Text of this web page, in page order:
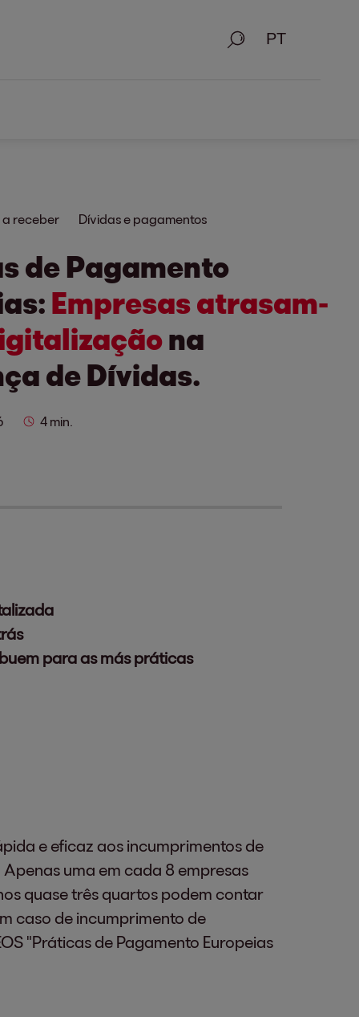
Pesquisa
a receber Dívidas e pagamentos
de Pagamento
Empresas atrasam-
na
de Dívidas.
4 min.
para as más práticas
e eficaz aos incumprimentos de
uma em cada 8 empresas
quase três quartos podem contar
caso de incumprimento de
"Práticas de Pagamento Europeias